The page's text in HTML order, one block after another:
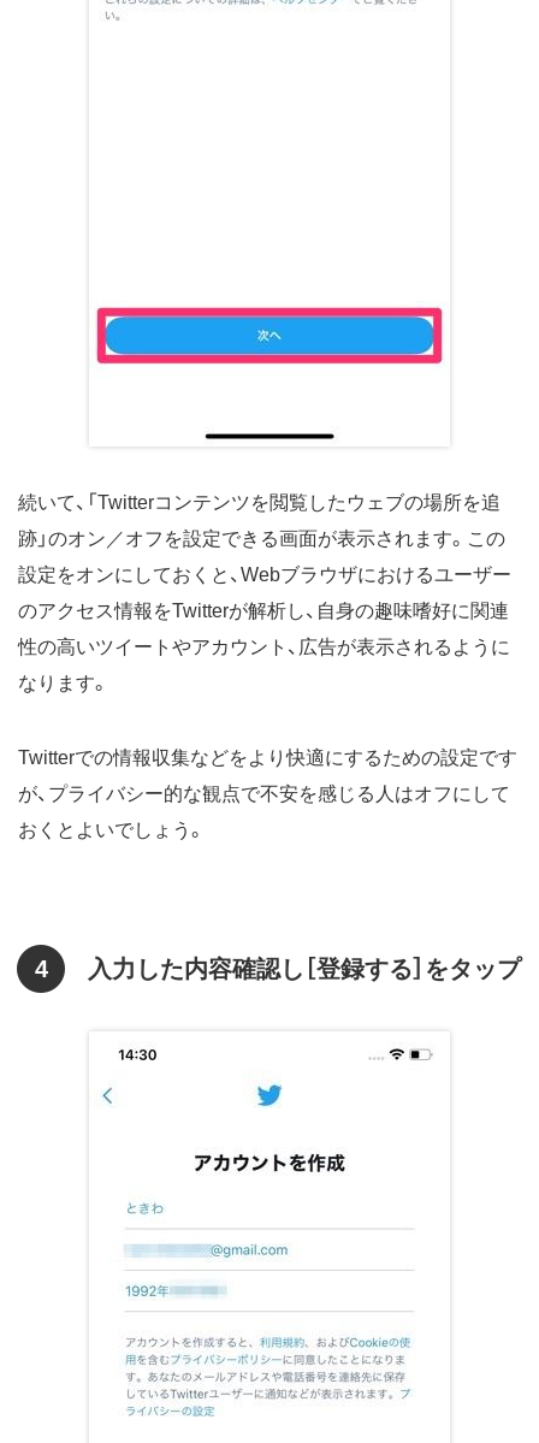
続いて、「Twitterコンテンツを閲覧したウェブの場所を追
跡」のオン／オフを設定できる画面が表示されます。この
設定をオンにしておくと、Webブラウザにおけるユーザー
のアクセス情報をTwitterが解析し、自身の趣味嗜好に関連
性の高いツイートやアカウント、広告が表示されるように
なります。
Twitterでの情報収集などをより快適にするための設定です
が、プライバシー的な観点で不安を感じる人はオフにして
おくとよいでしょう。
4 入力した内容確認し［登録する］をタップ